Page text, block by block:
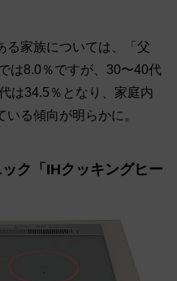
る家族については、「父
は8.0％ですが、30〜40代
は34.5％となり、家庭内
る傾向が明らかに。
ク「IHクッキングヒー